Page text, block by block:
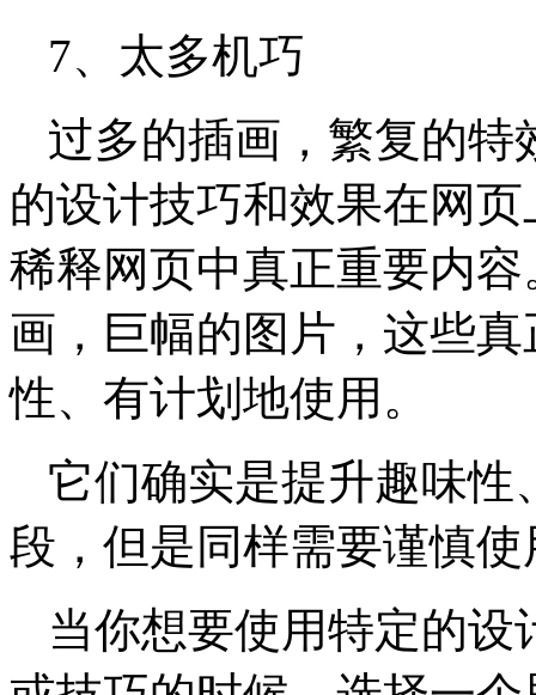
7、太多机巧
过多的插画，繁复的特
的设计技巧和效果在网
稀释网页中真正重要内
画，巨幅的图片，这些
性、有计划地使用。
它们确实是提升趣味性
段，但是同样需要谨慎使
当你想要使用特定的